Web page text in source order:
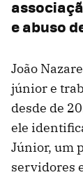
e abuso
João
júnior e
desde de
ele
Júnior, um
servidores